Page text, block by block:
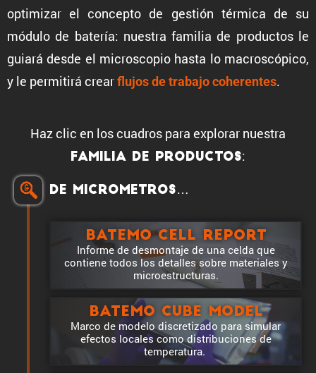
optimizar el concepto de gestión térmica de su
módulo de batería: nuestra familia de productos le
guiará desde el micros­copio hasta lo macros­có­pico,
y le permi­tirá crearflujos de trabajo coherentes.
Haz clic en los cuadros para explorar nuestra
familia de productos:
De micro­me­tros…
Batemo Cell Report
Informe de desmon­taje de una celda que
contiene todos los detalles sobre materiales y
microestructuras.
Batemo Cube Model
Marco de modelo discre­ti­zado para simular
efectos locales como distri­bu­ciones de
temperatura.